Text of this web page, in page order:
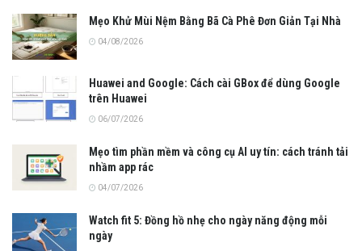
Mẹo Khử Mùi Nệm Bằng Bã Cà Phê Đơn Giản Tại Nhà
04/08/2026
Huawei and Google: Cách cài GBox để dùng Google
trên Huawei
06/07/2026
Mẹo tìm phần mềm và công cụ AI uy tín: cách tránh tải
nhầm app rác
04/07/2026
Watch fit 5: Đồng hồ nhẹ cho ngày năng động mỗi
ngày